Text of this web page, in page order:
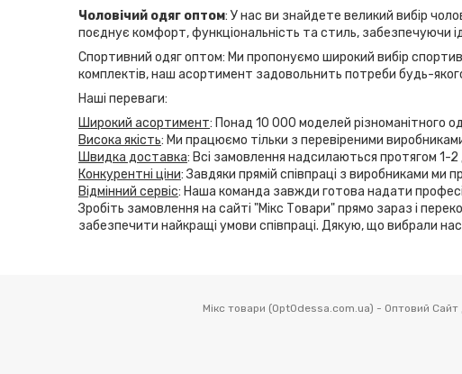
Чоловічий одяг оптом: У нас ви знайдете великий вибір
поєднує комфорт, функціональність та стиль, забезпечуючи
Спортивний одяг оптом: Ми пропонуємо широкий вибір
комплектів, наш асортимент задовольнить потреби будь-
Наші переваги:
Широкий асортимент: Понад 10 000 моделей різноманітного
Висока якість: Ми працюємо тільки з перевіреними
Швидка доставка: Всі замовлення надсилаються протягом 1-2
Конкурентні ціни: Завдяки прямій співпраці з виробниками ми
Відмінний сервіс: Наша команда завжди готова надати
Зробіть замовлення на сайті "Мікс Товари" прямо зараз і
забезпечити найкращі умови співпраці. Дякую, що вибрали